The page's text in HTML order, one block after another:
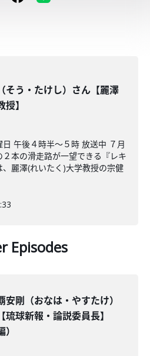
そう・たけし）さん【麗澤
授】
日 午後４時半～５時 放送中 ７月
本の滑走路が一望できる『レキ
麗澤(れいたく)大学教授の宗健
Episodes
安剛（おなは・やすたけ）
琉球新報・論説委員長】
）